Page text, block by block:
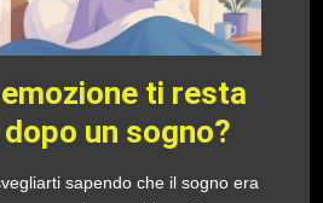
ti resta
un sogno?
sapendo che il sogno era